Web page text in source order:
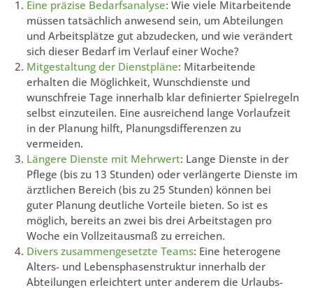
Eine präzise Bedarfsanalyse: Wie viele Mitarbeitende
müssen tatsächlich anwesend sein, um Abteilungen
und Arbeitsplätze gut abzudecken, und wie verändert
sich dieser Bedarf im Verlauf einer Woche?
Mitgestaltung der Dienstpläne: Mitarbeitende
erhalten die Möglichkeit, Wunschdienste und
wunschfreie Tage innerhalb klar definierter Spielregeln
selbst einzuteilen. Eine ausreichend lange Vorlaufzeit
in der Planung hilft, Planungsdifferenzen zu
vermeiden.
Längere Dienste mit Mehrwert: Lange Dienste in der
Pflege (bis zu 13 Stunden) oder verlängerte Dienste im
ärztlichen Bereich (bis zu 25 Stunden) können bei
guter Planung deutliche Vorteile bieten. So ist es
möglich, bereits an zwei bis drei Arbeitstagen pro
Woche ein Vollzeitausmaß zu erreichen.
Divers zusammengesetzte Teams: Eine heterogene
Alters- und Lebensphasenstruktur innerhalb der
Abteilungen erleichtert unter anderem die Urlaubs-